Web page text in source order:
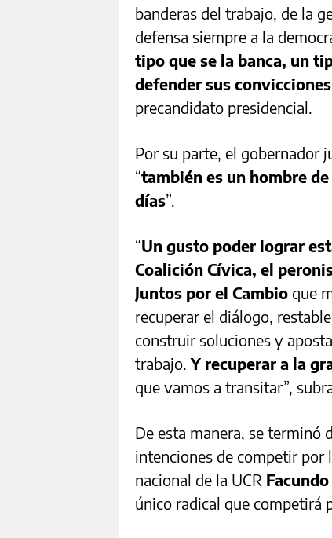
banderas del trabajo, de la
defensa siempre a la
tipo que se la banca, un
defender sus convicciones
precandidato presidencial.
Por su parte, el gobernador
“también es un hombre
días”.
“Un gusto poder lograr
Coalición Cívica, el
Juntos por el Cambio que
recuperar el diálogo,
construir soluciones y
trabajo.Y recuperar a la
que vamos a transitar”,
De esta manera, se terminó
intenciones de competir por
nacional de la UCR
único radical que competirá